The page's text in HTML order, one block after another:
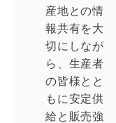
産地との情
報共有を大
切にしなが
ら、生産者
の皆様とと
もに安定供
給と販売強